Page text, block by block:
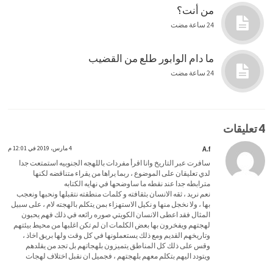
من أنت؟
24 ساعة مضت
ما دام الوابور طلع من القضيب
24 ساعة مضت
4 تعليقات
A.f 4 مارس، 2019 في 12:01 م
سافرت عبر التاريخ وانا اقرأ مفردات باللهجه الجنوبيه استمتعت جدا
لدي تعليقان على الموضوع ، ربما يراها من يقراء متناقضه لكنها
مترابطه جدا عند نقطه ما ساوضحها في نهايه الكتابه
نعم نريد ، ثقه الانسان بثقافته و كلمات منطقته نتقبلها ونحبها ونعجب
بها ، ولا نخجل منها و نكيل الاستهزاء بمن يتكلم بالهجته لام ، على سبيل
المثال فقد اعطى الانسان الكويتي صوره رائعه في ذلك فهم يحبون
لهجتهم ويفخرون بها بعض الكلمات ان لم تكن اغلبها من محيط بيئتهم
وتاريخهم القديم ومع ذلك يستعملونها في كل وقت ولها بريق اخاذ ،
وقس على ذلك كل المناطق يتميزون بلهجاتهم بل تجد من يقلدهم
ويتودد اليهم بتكلم معهم بلهجتهم ، فجميل ان نقبل اختلاف لهجات